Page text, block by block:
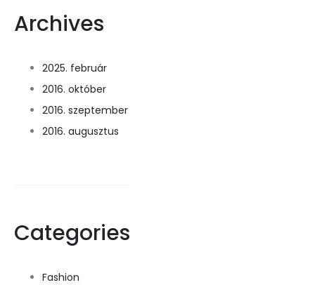
Archives
2025. február
2016. október
2016. szeptember
2016. augusztus
Categories
Fashion